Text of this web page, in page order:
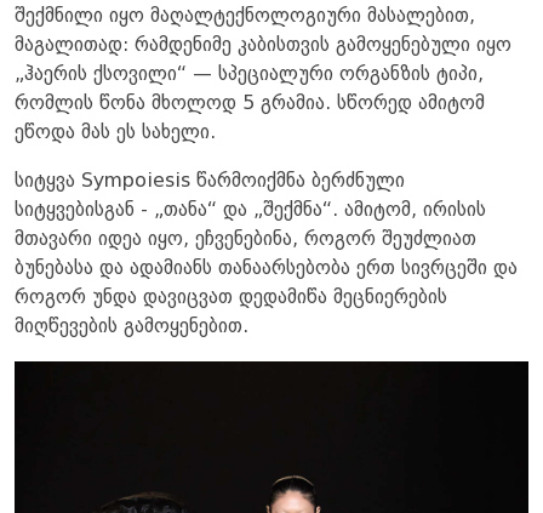
შექმნილი იყო მაღალტექნოლოგიური მასალებით,
მაგალითად: რამდენიმე კაბისთვის გამოყენებული იყო
„ჰაერის ქსოვილი“ — სპეციალური ორგანზის ტიპი,
რომლის წონა მხოლოდ 5 გრამია. სწორედ ამიტომ
ეწოდა მას ეს სახელი.
სიტყვა Sympoiesis წარმოიქმნა ბერძნული
სიტყვებისგან - „თანა“ და „შექმნა“. ამიტომ, ირისის
მთავარი იდეა იყო, ეჩვენებინა, როგორ შეუძლიათ
ბუნებასა და ადამიანს თანაარსებობა ერთ სივრცეში და
როგორ უნდა დავიცვათ დედამიწა მეცნიერების
მიღწევების გამოყენებით.